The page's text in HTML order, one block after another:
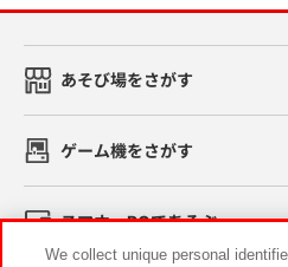
あそび場をさがす
ゲーム機をさがす
スマホ・PCであそぶ
We collect unique personal